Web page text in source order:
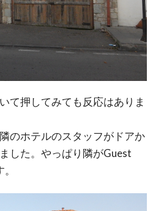
て押してみても反応はありま
のホテルのスタッフがドアか
した。やっぱり隣がGuest